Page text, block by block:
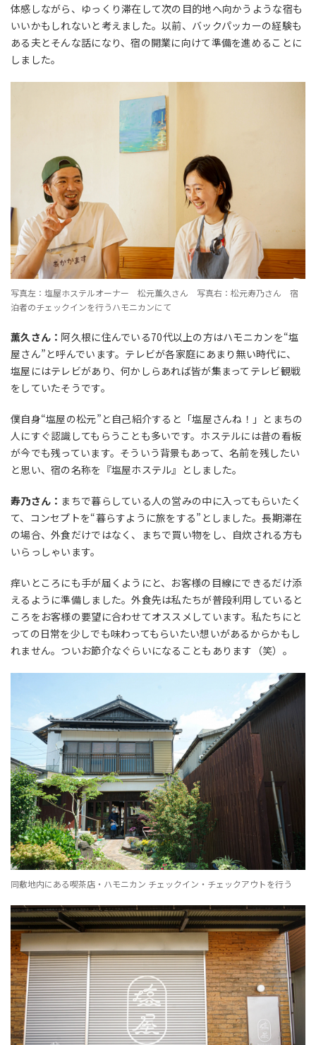
体感しながら、ゆっくり滞在して次の目的地へ向かうような宿も
いいかもしれないと考えました。以前、バックパッカーの経験も
ある夫とそんな話になり、宿の開業に向けて準備を進めることに
しました。
写真左：塩屋ホステルオーナー 松元薫久さん 写真右：松元寿乃さん 宿
泊者のチェックインを行うハモニカンにて
薫久さん： 阿久根に住んでいる70代以上の方はハモニカンを“塩
屋さん”と呼んでいます。テレビが各家庭にあまり無い時代に、
塩屋にはテレビがあり、何かしらあれば皆が集まってテレビ観戦
をしていたそうです。
僕自身“塩屋の松元”と自己紹介すると「塩屋さんね！」とまちの
人にすぐ認識してもらうことも多いです。ホステルには昔の看板
が今でも残っています。そういう背景もあって、名前を残したい
と思い、宿の名称を『塩屋ホステル』としました。
寿乃さん： まちで暮らしている人の営みの中に入ってもらいたく
て、コンセプトを“暮らすように旅をする”としました。長期滞在
の場合、外食だけではなく、まちで買い物をし、自炊される方も
いらっしゃいます。
痒いところにも手が届くようにと、お客様の目線にできるだけ添
えるように準備しました。外食先は私たちが普段利用していると
ころをお客様の要望に合わせてオススメしています。私たちにと
っての日常を少しでも味わってもらいたい想いがあるからかもし
れません。ついお節介なぐらいになることもあります（笑）。
同敷地内にある喫茶店・ハモニカン チェックイン・チェックアウトを行う